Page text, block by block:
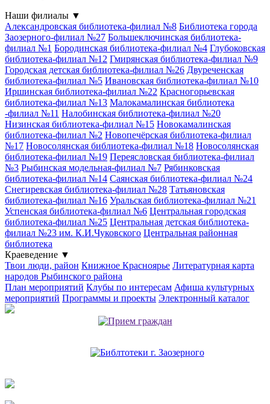
Наши филиалы ▼
Александровская библиотека-филиал №8 Библиотека города
Заозерного-филиал №27 Большеключинская библиотека-
филиал №1 Бородинская библиотека-филиал №4 Глубоковская
библиотека-филиал №12 Гмирянская библиотека-филиал №9
Городская детская библиотека-филиал №26 Двуреченская
библиотека-филиал №5 Ивановская библиотека-филиал №10
Иршинская библиотека-филиал №22 Красногорьевская
библиотека-филиал №13 Малокамалинская библиотека
-филиал №11 Налобинская библиотека-филиал №20
Низинская библиотека-филиал №15 Новокамалинская
библиотека-филиал №2 Новопечёрская библиотека-филиал
№17 Новосолянская библиотека-филиал №18 Новосолянская
библиотека-филиал №19 Переясловская библиотека-филиал
№3 Рыбинская модельная-филиал №7 Рябинковская
библиотека-филиал №14 Саянская библиотека-филиал №24
Снегиревская библиотека-филиал №28 Татьяновская
библиотека-филиал №16 Уральская библиотека-филиал №21
Успенская библиотека-филиал №6 Центральная городская
библиотека-филиал №25 Центральная детская библиотека-
филиал №23 им. К.И.Чуковского Центральная районная
библиотека
Краеведение ▼
Твои люди, район Книжное Красноярье Литературная карта
народов Рыбинского района
План мероприятий Клубы по интересам Афиша культурных
мероприятий Программы и проекты Электронный каталог